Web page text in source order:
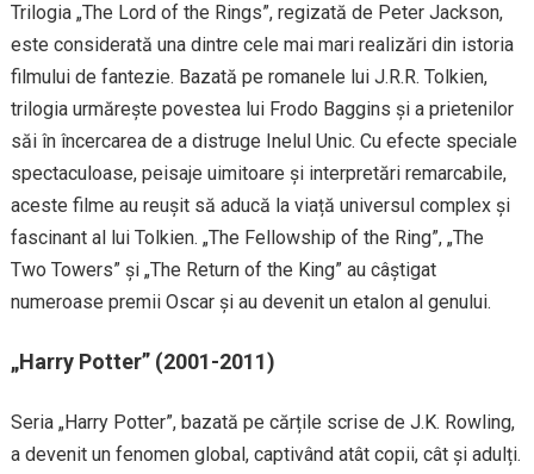
Trilogia „The Lord of the Rings”, regizată de Peter Jackson,
este considerată una dintre cele mai mari realizări din istoria
filmului de fantezie. Bazată pe romanele lui J.R.R. Tolkien,
trilogia urmărește povestea lui Frodo Baggins și a prietenilor
săi în încercarea de a distruge Inelul Unic. Cu efecte speciale
spectaculoase, peisaje uimitoare și interpretări remarcabile,
aceste filme au reușit să aducă la viață universul complex și
fascinant al lui Tolkien. „The Fellowship of the Ring”, „The
Two Towers” și „The Return of the King” au câștigat
numeroase premii Oscar și au devenit un etalon al genului.
„Harry Potter” (2001-2011)
Seria „Harry Potter”, bazată pe cărțile scrise de J.K. Rowling,
a devenit un fenomen global, captivând atât copii, cât și adulți.